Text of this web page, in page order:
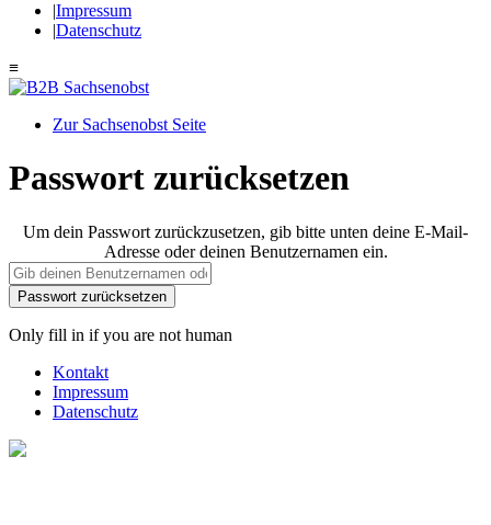
|Impressum
|Datenschutz
≡
Zur Sachsenobst Seite
nach:
Passwort zurücksetzen
Um dein Passwort zurückzusetzen, gib bitte unten deine E-Mail-
Adresse oder deinen Benutzernamen ein.
Only fill in if you are not human
Kontakt
Impressum
Datenschutz